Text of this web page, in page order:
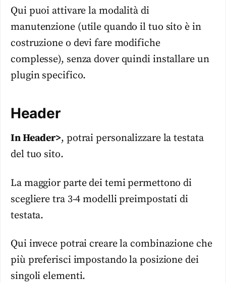
Qui puoi attivare la modalità di
manutenzione (utile quando il tuo sito è in
costruzione o devi fare modifiche
complesse), senza dover quindi installare un
plugin specifico.
Header
In Header>, potrai personalizzare la testata
del tuo sito.
La maggior parte dei temi permettono di
scegliere tra 3-4 modelli preimpostati di
testata.
Qui invece potrai creare la combinazione che
più preferisci impostando la posizione dei
singoli elementi.